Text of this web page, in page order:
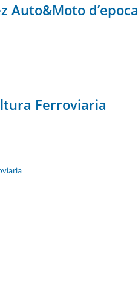
Auto&Moto d’epoca
Ferroviaria